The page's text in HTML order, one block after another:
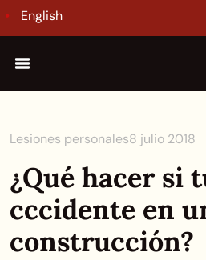
English
Lesiones personales8 julio 2018
¿Qué hacer si
cccidente en
construcción?